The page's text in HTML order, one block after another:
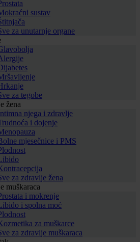
sustav
za unutarnje organe
za tegobe
žena
njega i zdravlje
i dojenje
mjesečnice i PMS
za zdravlje žena
muškaraca
i mokrenje
i spolna moć
za muškarce
za zdravlje muškaraca